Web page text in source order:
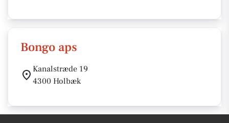
Bongo aps
Kanalstræde 19
4300 Holbæk